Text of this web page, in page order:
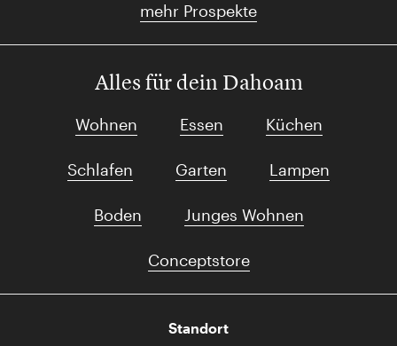
mehr Prospekte
Alles für dein Dahoam
Wohnen Essen Küchen
Schlafen Garten Lampen
Boden Junges Wohnen
Conceptstore
Standort